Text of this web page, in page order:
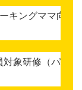
キングママ向け
対象研修（パー